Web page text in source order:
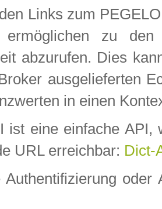
Links zum
zu den
abzurufen. Dies
ausgelieferten
in einen
ist eine einfache API,
URL erreichbar: Dict-